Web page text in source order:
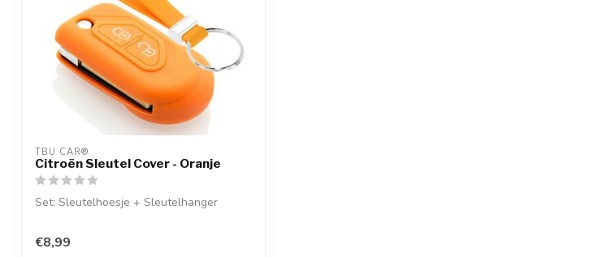
TBU CAR®
Citroën Sleutel Cover - Oranje
Set: Sleutelhoesje + Sleutelhanger
€8,99